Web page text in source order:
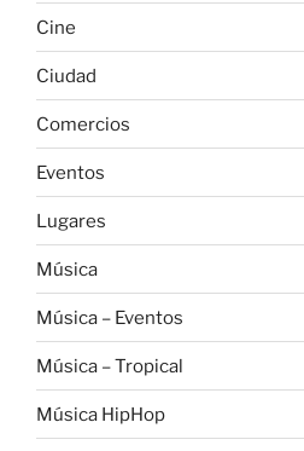
Cine
Ciudad
Comercios
Eventos
Lugares
Música
Música – Eventos
Música – Tropical
Música HipHop